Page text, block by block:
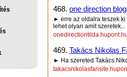
468. one direction
► erre az oldalra teszek
lehet olyan amit
469. Takács Nikolas
► Ha szereted Takács